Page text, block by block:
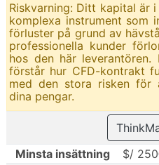
Riskvarning: Ditt kapital är
komplexa instrument som
förluster på grund av
professionella kunder
hos den här
förstår hur CFD-kontrakt
med den stora risken
dina pengar.
Minsta insättning
$/